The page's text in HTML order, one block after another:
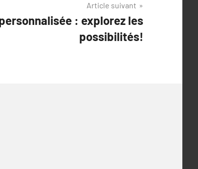
Article suivant
: explorez les
possibilités!